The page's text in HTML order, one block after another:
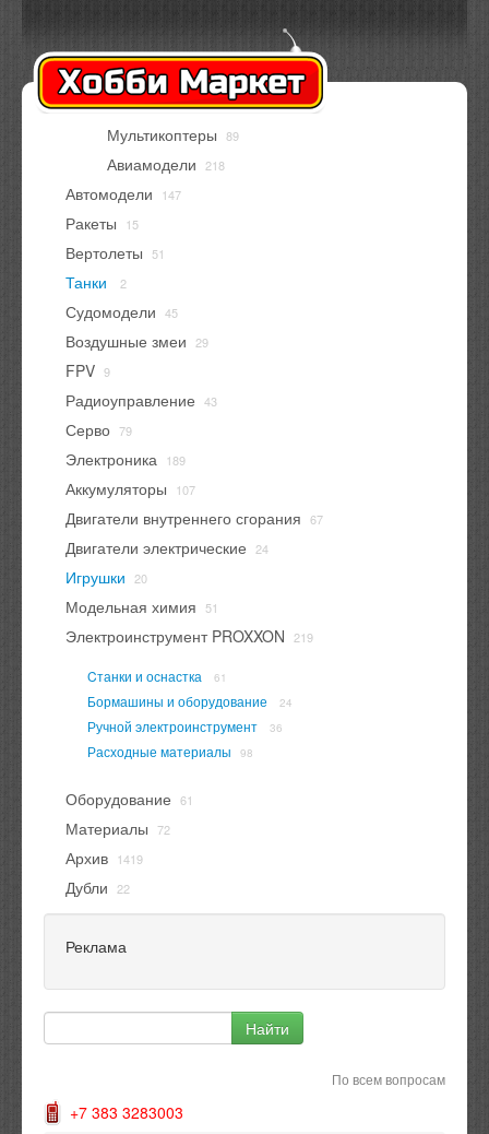
Оплата Доставка
Контакты
Вход
Регистрация
В корзине
Мультикоптеры 89
Авиамодели 218
Автомодели 147
Ракеты 15
Вертолеты 51
Танки 2
Судомодели 45
Воздушные змеи 29
FPV 9
Радиоуправление 43
Серво 79
Электроника 189
Аккумуляторы 107
Двигатели внутреннего сгорания 67
Двигатели электрические 24
Игрушки 20
Модельная химия 51
Электроинструмент PROXXON 219
Cтанки и оснастка 61
Бормашины и оборудование 24
Ручной электроинструмент 36
Расходные материалы 98
Оборудование 61
Материалы 72
Архив 1419
Дубли 22
Реклама
По всем вопросам
+7 383 3283003